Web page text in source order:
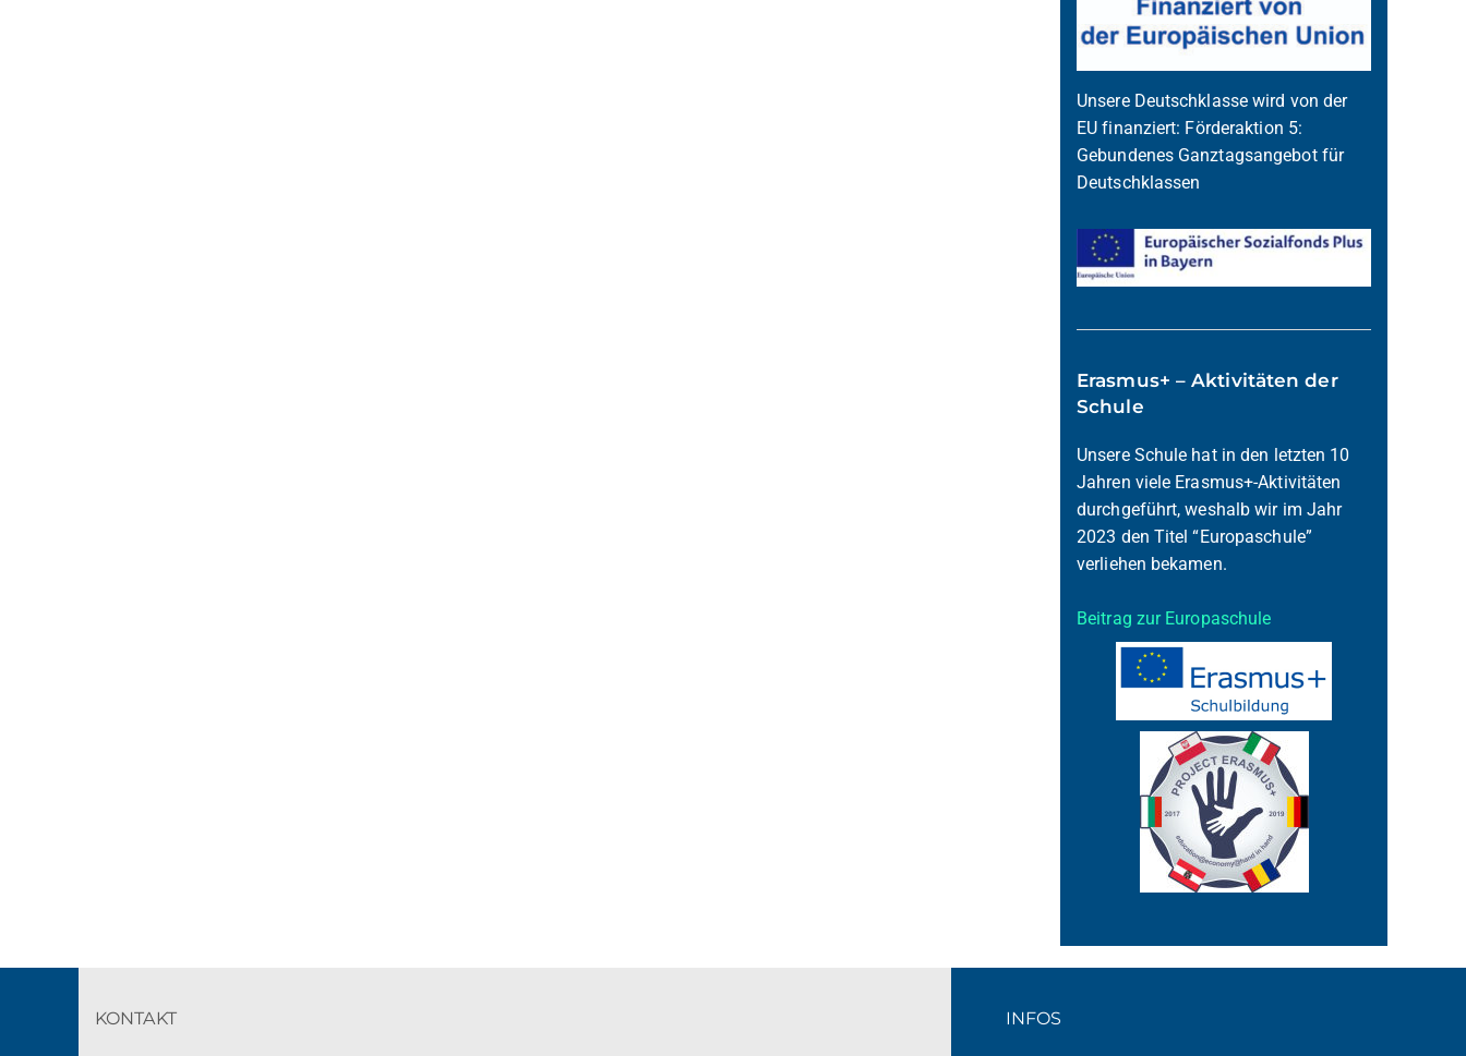
Unsere Deutschklasse wird von der
EU finanziert: Förderaktion 5:
Gebundenes Ganztagsangebot für
Deutschklassen
Erasmus+ – Aktivitäten der
Schule
Unsere Schule hat in den letzten 10
Jahren viele Erasmus+-Aktivitäten
durchgeführt, weshalb wir im Jahr
2023 den Titel “Europaschule”
verliehen bekamen.
Beitrag zur Europaschule
KONTAKT INFOS